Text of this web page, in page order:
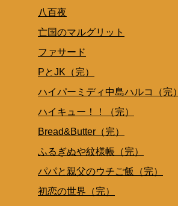
八百夜
亡国のマルグリット
ファサード
PとJK（完）
ハイパーミディ中島ハルコ（完）
ハイキュー！！（完）
Bread&Butter（完）
ふるぎぬや紋様帳（完）
パパと親父のウチご飯（完）
初恋の世界（完）